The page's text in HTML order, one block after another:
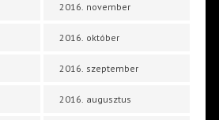
2016. november
2016. október
2016. szeptember
2016. augusztus